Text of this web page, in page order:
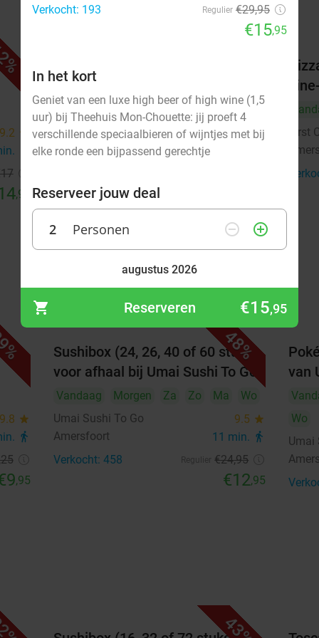
9.2 star
,95
de chef bij Merlot
Vandaag Morgen
Restaurant & Wijnbar Merlot
9.8 star
Amersfoort
First
9.8 star
directions_walk
,95
48%
Sushibox (24, 26, 40 of 60 stuks)
voor afhaal bij Umai Sushi To Go
Vandaag Morgen Za Zo Ma
Wo
Umai Sushi To Go
9.5 star
Amersfoort 11 min. directions_walk
Verkocht: 458 €24,95
€12,95
van
Wo
Umai
Verkocht: 193
Regulier €29,95
€15,95
In het kort
Geniet van een luxe high beer of high wine (1,5
uur) bij Theehuis Mon-Chouette: jij proeft 4
verschillende speciaalbieren of wijntjes met bij
elke ronde een bijpassend gerechtje
Reserveer jouw deal
2 Personen remove_circle_outline add_circle_outline
augustus 2026
1 2
3 4 5 6 7 8
10 11 12 13 14 15 16
17 18 19 23
24 25 29 30
Reserveren €15,95